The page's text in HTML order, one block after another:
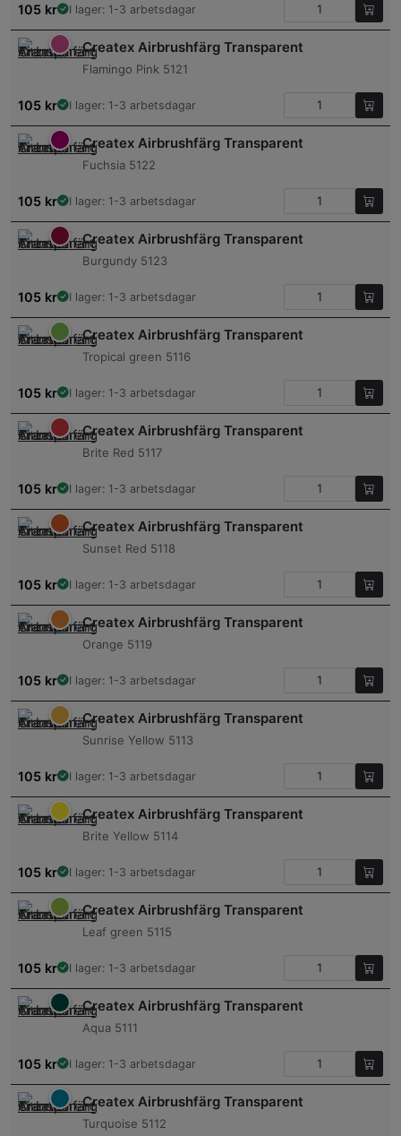
105 kr I lager: 1-3 arbetsdagar
Createx Airbrushfärg Transparent
Flamingo Pink 5121
105 kr I lager: 1-3 arbetsdagar
Createx Airbrushfärg Transparent
Fuchsia 5122
105 kr I lager: 1-3 arbetsdagar
Createx Airbrushfärg Transparent
Burgundy 5123
105 kr I lager: 1-3 arbetsdagar
Createx Airbrushfärg Transparent
Tropical green 5116
105 kr I lager: 1-3 arbetsdagar
Createx Airbrushfärg Transparent
Brite Red 5117
105 kr I lager: 1-3 arbetsdagar
Createx Airbrushfärg Transparent
Sunset Red 5118
105 kr I lager: 1-3 arbetsdagar
Createx Airbrushfärg Transparent
Orange 5119
105 kr I lager: 1-3 arbetsdagar
Createx Airbrushfärg Transparent
Sunrise Yellow 5113
105 kr I lager: 1-3 arbetsdagar
Createx Airbrushfärg Transparent
Brite Yellow 5114
105 kr I lager: 1-3 arbetsdagar
Createx Airbrushfärg Transparent
Leaf green 5115
105 kr I lager: 1-3 arbetsdagar
Createx Airbrushfärg Transparent
Aqua 5111
105 kr I lager: 1-3 arbetsdagar
Createx Airbrushfärg Transparent
Turquoise 5112